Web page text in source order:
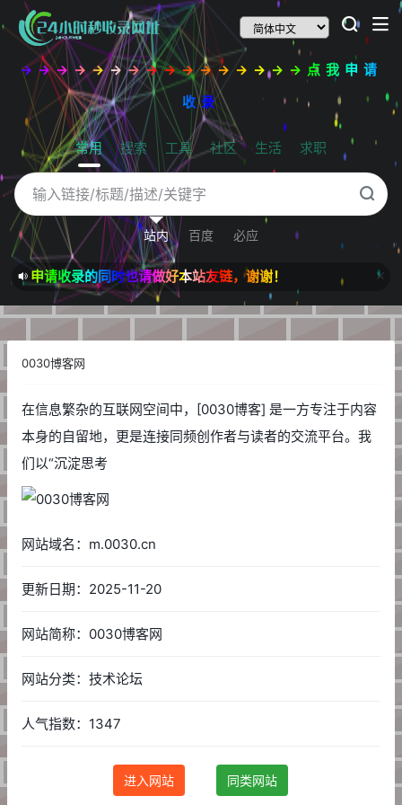
→→→→→→→→→→→→→→→→点我申请
收录
常用 搜索 工具 社区 生活 求职
站内 百度 必应
申请收录的同时也请做好本站友链，谢谢！
0030博客网
在信息繁杂的互联网空间中，[0030博客] 是一方专注于内容
本身的自留地，更是连接同频创作者与读者的交流平台。我
们以“沉淀思考
网站域名：m.0030.cn
更新日期：2025-11-20
网站简称：0030博客网
网站分类：技术论坛
人气指数：1347
进入网站 同类网站